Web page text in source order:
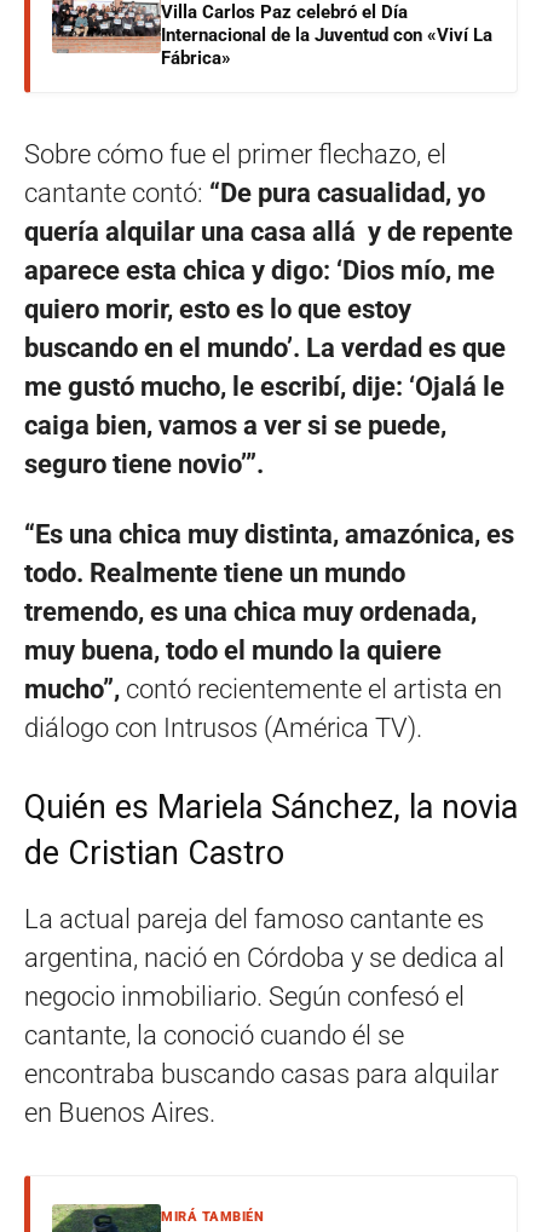
Villa Carlos Paz celebró el Día
Internacional de la Juventud con «Viví La
Fábrica»
Sobre cómo fue el primer flechazo, el
cantante contó: “De pura casualidad, yo
quería alquilar una casa allá y de repente
aparece esta chica y digo: ‘Dios mío, me
quiero morir, esto es lo que estoy
buscando en el mundo’. La verdad es que
me gustó mucho, le escribí, dije: ‘Ojalá le
caiga bien, vamos a ver si se puede,
seguro tiene novio’”.
“Es una chica muy distinta, amazónica, es
todo. Realmente tiene un mundo
tremendo, es una chica muy ordenada,
muy buena, todo el mundo la quiere
mucho”, contó recientemente el artista en
diálogo con Intrusos (América TV).
Quién es Mariela Sánchez, la novia
de Cristian Castro
La actual pareja del famoso cantante es
argentina, nació en Córdoba y se dedica al
negocio inmobiliario. Según confesó el
cantante, la conoció cuando él se
encontraba buscando casas para alquilar
en Buenos Aires.
MIRÁ TAMBIÉN